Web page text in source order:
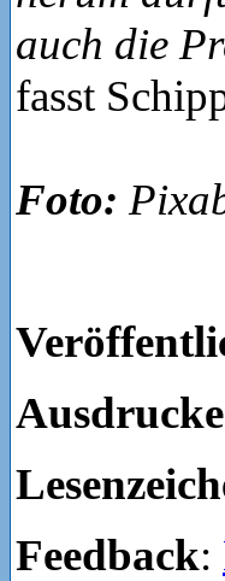
auch die
fasst
Foto:
Feedback: